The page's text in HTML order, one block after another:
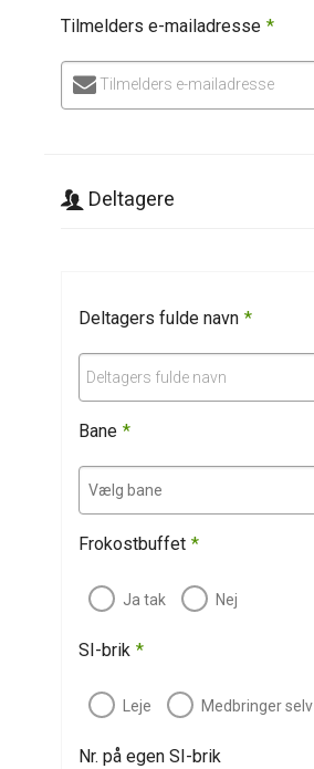
Tilmelders e-mailadresse *
Tilmelders e-mailadresse
Deltagere
Deltagers fulde navn *
Deltagers fulde navn
Bane *
Vælg bane
Frokostbuffet *
Ja tak Nej
SI-brik *
Leje Medbringer selv
Nr. på egen SI-brik